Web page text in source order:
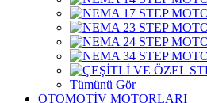
Tümünü Gör
OTOMOTİV MOTORLARI